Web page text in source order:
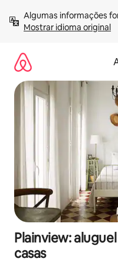
para
Mostrar idioma original
Plainview:
casas